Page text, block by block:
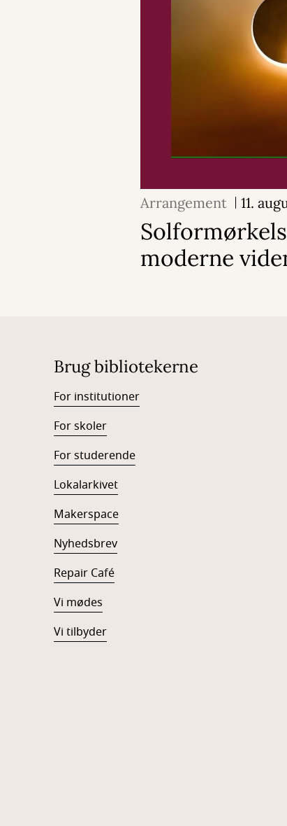
Arrangement 11.
moderne
Brug bibliotekerne
For institutioner
For skoler
For studerende
Lokalarkivet
Makerspace
Nyhedsbrev
Repair Café
Vi mødes
Vi tilbyder